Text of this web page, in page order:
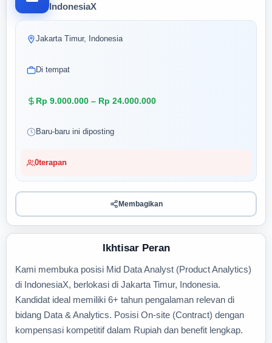
IndonesiaX
Jakarta Timur, Indonesia
Di tempat
Rp 9.000.000 – Rp 24.000.000
Baru-baru ini diposting
0terapan
Membagikan
Ikhtisar Peran
Kami membuka posisi Mid Data Analyst (Product Analytics)
di IndonesiaX, berlokasi di Jakarta Timur, Indonesia.
Kandidat ideal memiliki 6+ tahun pengalaman relevan di
bidang Data & Analytics. Posisi On-site (Contract) dengan
kompensasi kompetitif dalam Rupiah dan benefit lengkap.